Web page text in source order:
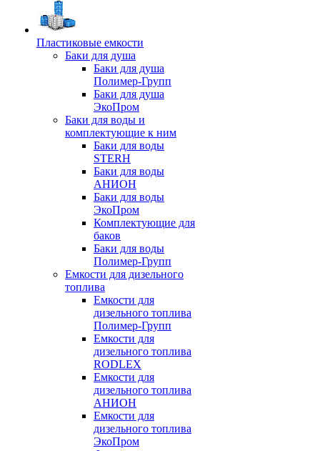
Пластиковые емкости
Баки для душа
Баки для душа
Полимер-Групп
Баки для душа
ЭкоПром
Баки для воды и
комплектующие к ним
Баки для воды
STERH
Баки для воды
АНИОН
Баки для воды
ЭкоПром
Комплектующие для
баков
Баки для воды
Полимер-Групп
Емкости для дизельного
топлива
Емкости для
дизельного топлива
Полимер-Групп
Емкости для
дизельного топлива
RODLEX
Емкости для
дизельного топлива
АНИОН
Емкости для
дизельного топлива
ЭкоПром